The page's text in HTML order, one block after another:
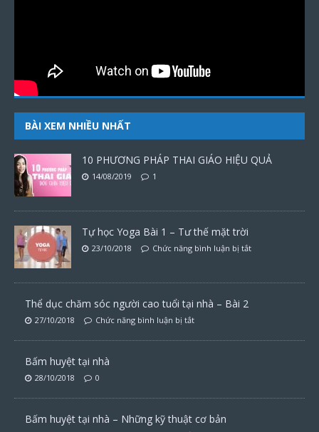
BÀI XEM NHIỀU NHẤT
10 PHƯƠNG PHÁP THAI GIÁO HIỆU QUẢ
14/08/2019 1
Tự học Yoga Bài 1 – Tư thế mặt trời
23/10/2018 Chức năng bình luận bị tắt
Thể dục chăm sóc người cao tuổi tại nhà – Bài 2
27/10/2018 Chức năng bình luận bị tắt
Bấm huyệt tại nhà
28/10/2018 0
Bấm huyệt tại nhà – Những kỹ thuật cơ bản